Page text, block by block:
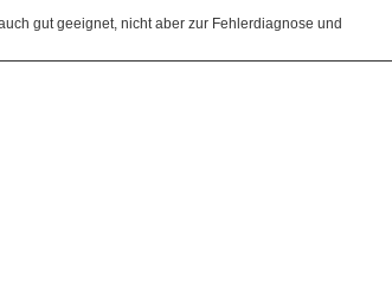
gut geeignet, nicht aber zur Fehlerdiagnose und